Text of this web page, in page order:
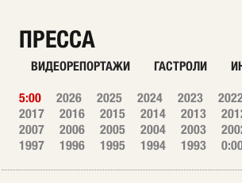
ПРЕССА
ВИДЕОРЕПОРТАЖИ ГАСТРОЛИ
5:00 2026 2025 2024 2023
2017
2016 2015 2014 2013
2007
2006 2005 2004 2003
1997
1996 1995 1994 1993